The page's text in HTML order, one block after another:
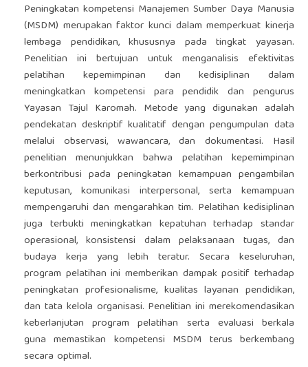
Peningkatan kompetensi Manajemen Sumber Daya Manusia
(MSDM) merupakan faktor kunci dalam memperkuat kinerja
lembaga pendidikan, khususnya pada tingkat yayasan.
Penelitian ini bertujuan untuk menganalisis efektivitas
pelatihan kepemimpinan dan kedisiplinan dalam
meningkatkan kompetensi para pendidik dan pengurus
Yayasan Tajul Karomah. Metode yang digunakan adalah
pendekatan deskriptif kualitatif dengan pengumpulan data
melalui observasi, wawancara, dan dokumentasi. Hasil
penelitian menunjukkan bahwa pelatihan kepemimpinan
berkontribusi pada peningkatan kemampuan pengambilan
keputusan, komunikasi interpersonal, serta kemampuan
mempengaruhi dan mengarahkan tim. Pelatihan kedisiplinan
juga terbukti meningkatkan kepatuhan terhadap standar
operasional, konsistensi dalam pelaksanaan tugas, dan
budaya kerja yang lebih teratur. Secara keseluruhan,
program pelatihan ini memberikan dampak positif terhadap
peningkatan profesionalisme, kualitas layanan pendidikan,
dan tata kelola organisasi. Penelitian ini merekomendasikan
keberlanjutan program pelatihan serta evaluasi berkala
guna memastikan kompetensi MSDM terus berkembang
secara optimal.